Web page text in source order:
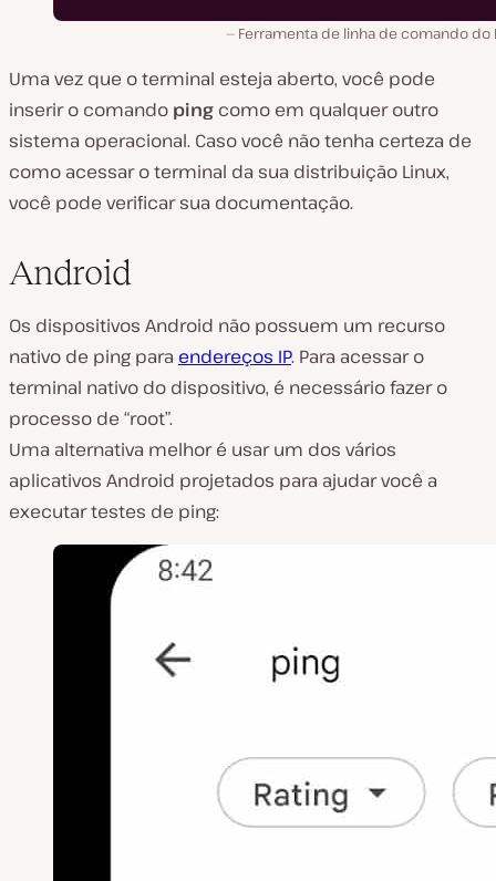
Ferramenta de linha de comando do
Uma vez que o terminal esteja aberto, você pode
inserir o comando ping como em qualquer outro
sistema operacional. Caso você não tenha certeza de
como acessar o terminal da sua distribuição Linux,
você pode verificar sua documentação.
Android
Os dispositivos Android não possuem um recurso
nativo de ping para endereços IP. Para acessar o
terminal nativo do dispositivo, é necessário fazer o
processo de “root”.
Uma alternativa melhor é usar um dos vários
aplicativos Android projetados para ajudar você a
executar testes de ping: